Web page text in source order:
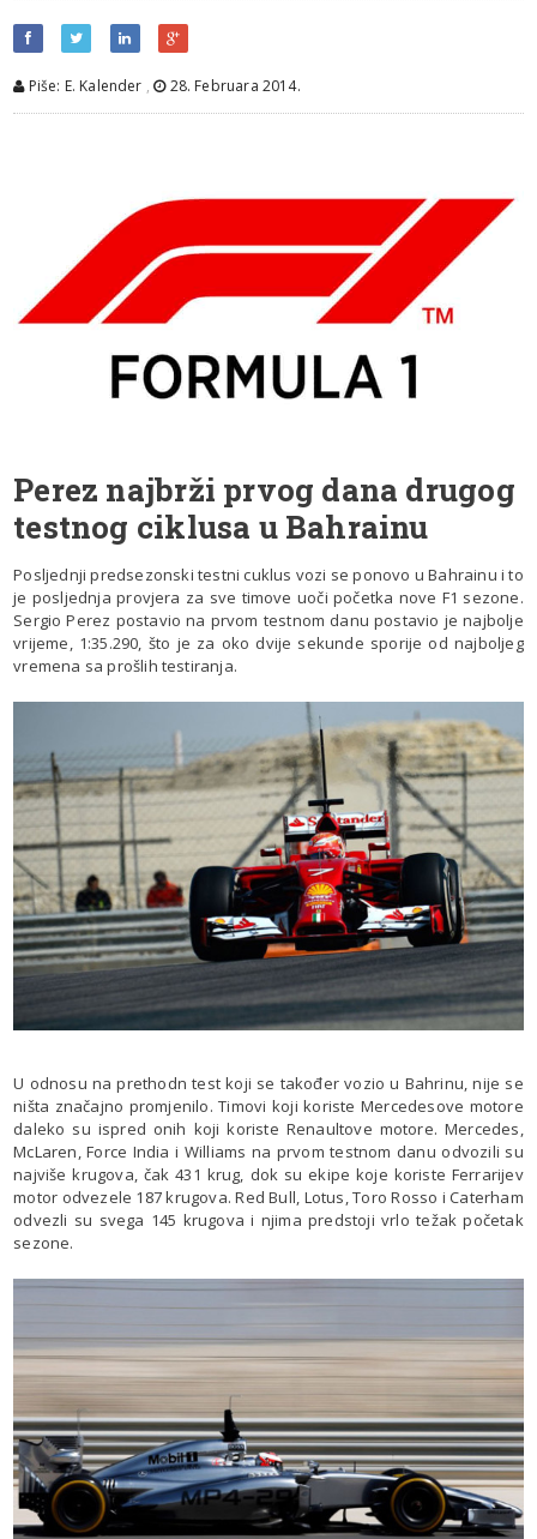
Piše: E. Kalender , 28. Februara 2014.
Perez najbrži prvog dana drugog
testnog ciklusa u Bahrainu
Posljednji predsezonski testni cuklus vozi se ponovo u Bahrainu i to
je posljednja provjera za sve timove uoči početka nove F1 sezone.
Sergio Perez postavio na prvom testnom danu postavio je najbolje
vrijeme, 1:35.290, što je za oko dvije sekunde sporije od najboljeg
vremena sa prošlih testiranja.
U odnosu na prethodn test koji se također vozio u Bahrinu, nije se
ništa značajno promjenilo. Timovi koji koriste Mercedesove motore
daleko su ispred onih koji koriste Renaultove motore. Mercedes,
McLaren, Force India i Williams na prvom testnom danu odvozili su
najviše krugova, čak 431 krug, dok su ekipe koje koriste Ferrarijev
motor odvezele 187 krugova. Red Bull, Lotus, Toro Rosso i Caterham
odvezli su svega 145 krugova i njima predstoji vrlo težak početak
sezone.